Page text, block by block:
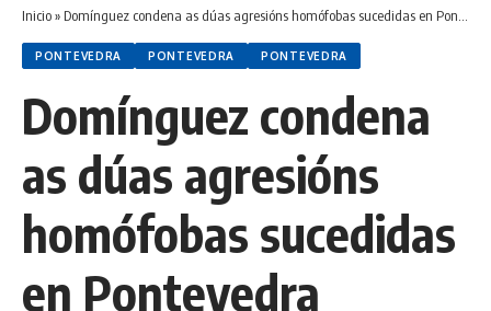
Inicio» Domínguez condena as dúas agresións homófobas sucedidas en Pontevedra
PONTEVEDRA PONTEVEDRA PONTEVEDRA
Domínguez condena
as dúas agresións
homófobas sucedidas
en Pontevedra